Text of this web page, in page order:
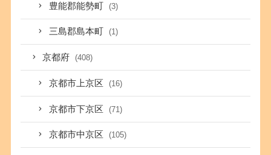
豊能郡能勢町 (3)
三島郡島本町 (1)
京都府 (408)
京都市上京区 (16)
京都市下京区 (71)
京都市中京区 (105)